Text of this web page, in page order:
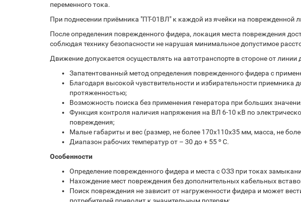
переменного тока.
При поднесении приёмника "ПТ-01ВЛ" к каждой из ячейки на поврежденной
После определения поврежденного фидера, локация места повреждения
соблюдая технику безопасности не нарушая минимальное допустимое
Движение допускается осуществлять на автотранспорте в стороне от
Запатентованный метод определения поврежденного фидера с
Благодаря высокой чувствительности и избирательности приемника
протяженностью;
Возможность поиска без применения генератора при больших
Функция контроля наличия напряжения на ВЛ 6-10 кВ по
повреждения;
Малые габариты и вес (размер, не более 170х110х35 мм, масса, не
Диапазон рабочих температур от – 30 до + 55 º С.
Особенности
Определение поврежденного фидера и места с ОЗЗ при токах
Нахождение мест повреждения без дополнительных кабельных
Поиск повреждения не зависит от нагруженности фидера и может